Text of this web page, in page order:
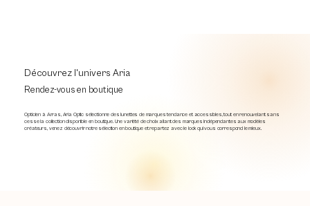
Rendez-vous en boutique
Découvrez l'univers Aria
Opticien à Arras, Aria Optic sélectionne des lunettes de marques tendance et accessibles, tout en renouvelant sans
cesse la collection disponible en boutique. Une variété de choix allant des marques indépendantes aux modèles
créateurs, venez découvrir notre sélection en boutique et repartez avec le look qui vous correspond le mieux.